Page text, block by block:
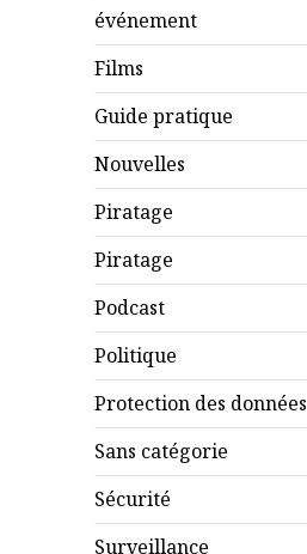
événement
Films
Guide pratique
Nouvelles
Piratage
Piratage
Podcast
Politique
Protection des données
Sans catégorie
Sécurité
Surveillance